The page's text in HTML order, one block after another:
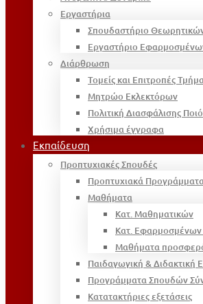
Εργαστήρια
Σπουδαστήριο
Εργαστήριο
Διάρθρωση
Τομείς και Επιτροπές
Μητρώο Εκλεκτόρων
Πολιτική Διασφάλισης
Χρήσιμα έγγραφα
Εκπαίδευση
Προπτυχιακές Σπουδές
Προπτυχιακά
Μαθήματα
Κατ. Μαθηματικών
Κατ.
Μαθήματα
Παιδαγωγική & Διδακτική
Προγράμματα Σπουδών
Κατατακτήριες εξετάσεις